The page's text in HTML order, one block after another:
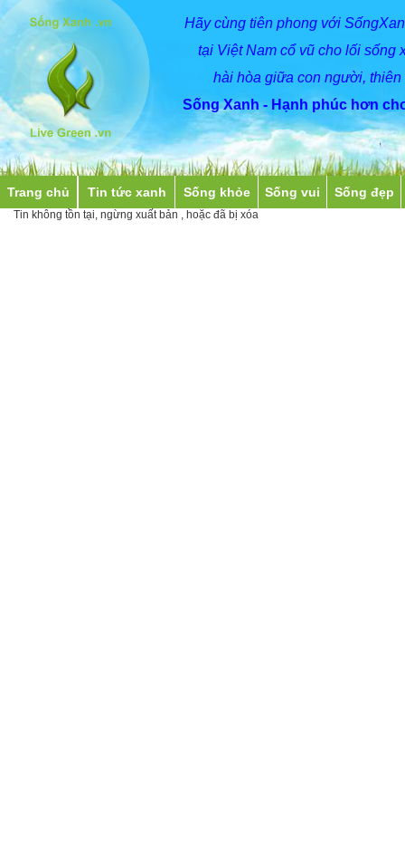
Hãycùng tiên phong với
tại Việt Nam cổ vũ cho lối sống
hài hòa giữa con người, thiên
Sống Xanh - Hạnh phúc hơn
Trang chủ Tin tức xanh Sống khỏe Sống vui Sống đẹp
Tin không tồn tại, ngừng xuất bản , hoặc đã bị xóa